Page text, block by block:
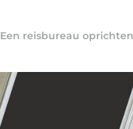
Een reisbureau oprichten